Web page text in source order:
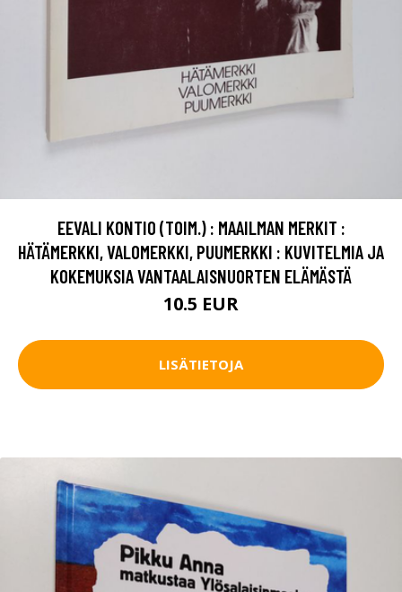
EEVALI KONTIO (TOIM.) : MAAILMAN MERKIT :
HÄTÄMERKKI, VALOMERKKI, PUUMERKKI : KUVITELMIA JA
KOKEMUKSIA VANTAALAISNUORTEN ELÄMÄSTÄ
10.5 EUR
LISÄTIETOJA